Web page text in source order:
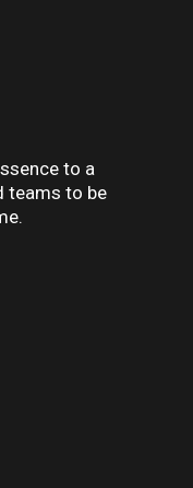
to a
teams to be